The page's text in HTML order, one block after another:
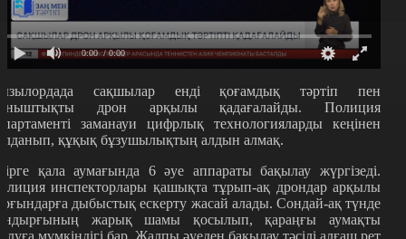
0:00 / 0:00
сақшылар енді қоғамдық тәртіп пен
дрон арқылы қадағалайды. Полиция
заманауи цифрлық технологияларды кеңінен
құқық бұзушылықтың алдын алмақ.
қала аумағында 6 әуе аппараты бақылау жүргізеді.
инспекторлары қашықта тұрып-ақ дрондар арқылы
дыбыстық ескерту жасай алады. Сондай-ақ түнде
жарық шамы қосылып, қараңғы аумақты
мүмкіндігі бар. Жалпы әуеден бақылау тәсілі алғаш рет